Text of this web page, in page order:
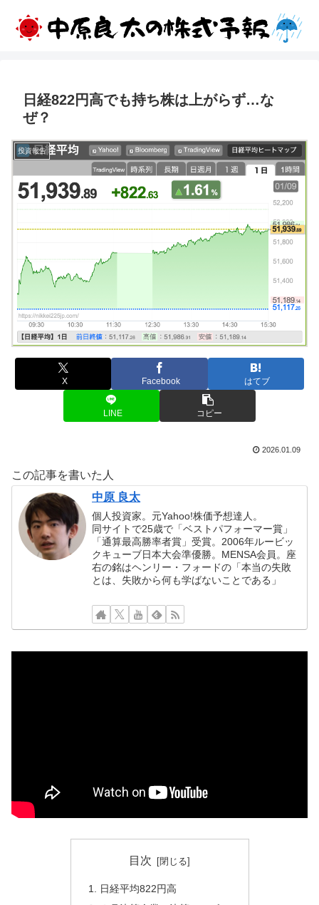
日経822円高でも持ち株は上がらず…な
ぜ？
投資報告
X Facebook はてブ
LINE コピー
2026.01.09
この記事を書いた人
中原 良太
個人投資家。元Yahoo!株価予想達人。
同サイトで25歳で「ベストパフォーマー賞」
「通算最高勝率者賞」受賞。2006年ルービッ
クキューブ日本大会準優勝。MENSA会員。座
右の銘はヘンリー・フォードの「本当の失敗
とは、失敗から何も学ばないことである」
目次
日経平均822円高